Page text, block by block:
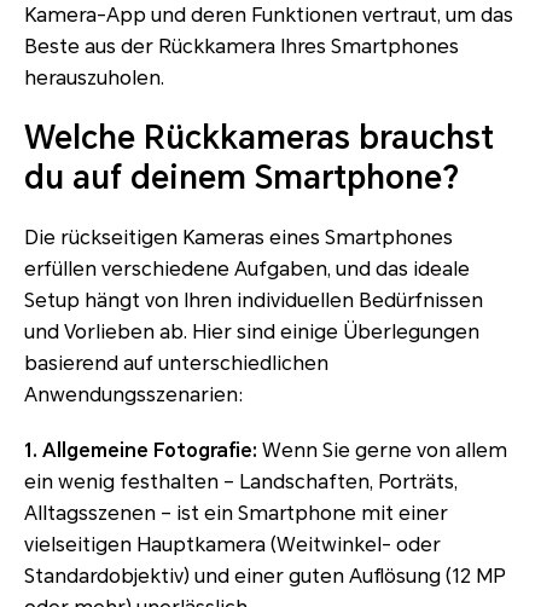
Kamera-App und deren Funktionen vertraut, um das
Beste aus der Rückkamera Ihres Smartphones
herauszuholen.
Welche Rückkameras brauchst
du auf deinem Smartphone?
Die rückseitigen Kameras eines Smartphones
erfüllen verschiedene Aufgaben, und das ideale
Setup hängt von Ihren individuellen Bedürfnissen
und Vorlieben ab. Hier sind einige Überlegungen
basierend auf unterschiedlichen
Anwendungsszenarien:
1. Allgemeine Fotografie: Wenn Sie gerne von allem
ein wenig festhalten – Landschaften, Porträts,
Alltagsszenen – ist ein Smartphone mit einer
vielseitigen Hauptkamera (Weitwinkel- oder
Standardobjektiv) und einer guten Auflösung (12 MP